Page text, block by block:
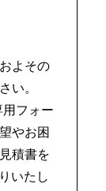
よその
い。
フォー
やお困
積書を
いたし